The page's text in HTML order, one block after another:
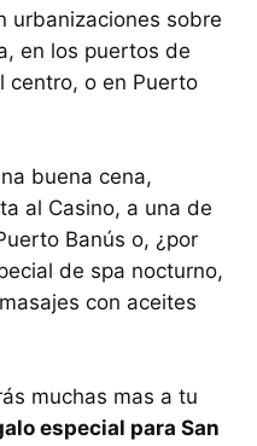
urbanizaciones sobre
en los puertos de
centro, o en Puerto
buena cena,
al Casino, a una de
Banús o, ¿por
de spa nocturno,
con aceites
muchas mas a tu
especial para San